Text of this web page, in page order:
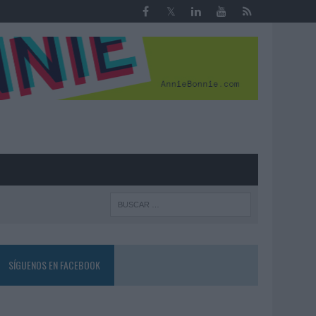
SÍGUENOS EN FACEBOOK